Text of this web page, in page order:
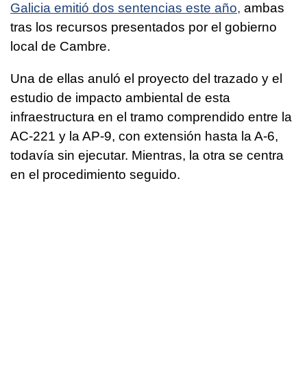
Galicia emitió dos sentencias este año, ambas
tras los recursos presentados por el gobierno
local de Cambre.
Una de ellas anuló el proyecto del trazado y el
estudio de impacto ambiental de esta
infraestructura en el tramo comprendido entre la
AC-221 y la AP-9, con extensión hasta la A-6,
todavía sin ejecutar. Mientras, la otra se centra
en el procedimiento seguido.